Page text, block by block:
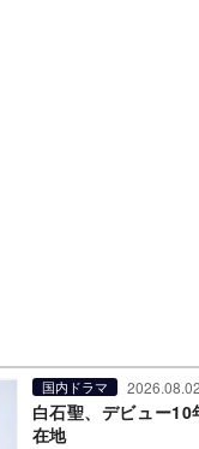
国内ドラマ 2026.08.02
白石聖、デビュー10
在地